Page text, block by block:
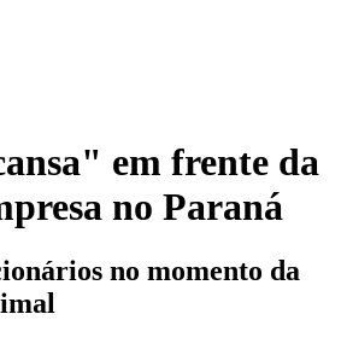
em frente da
no Paraná
no momento da